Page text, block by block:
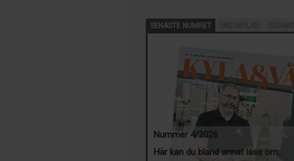
SENASTE NUMRET
Nummer 4/2026
Här kan du bland annat läsa om: